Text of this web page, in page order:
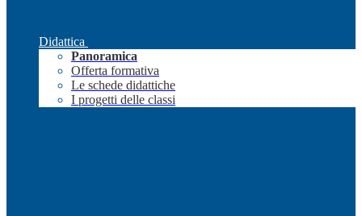
Didattica
Panoramica
Offerta formativa
Le schede didattiche
I progetti delle classi